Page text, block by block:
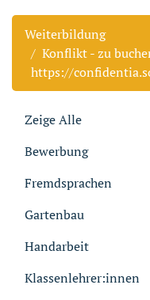
Weiterbildung
Konflikt - zu
https://
Zeige Alle
Bewerbung
Fremdsprachen
Gartenbau
Handarbeit
Klassenlehrer:innen